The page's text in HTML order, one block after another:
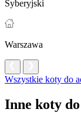
Syberyjski
Warszawa
Wszystkie koty do
Inne koty